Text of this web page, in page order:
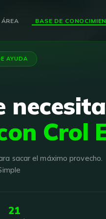
ÁREA
AYUDA
Crol
sacar el máximo provecho.
21